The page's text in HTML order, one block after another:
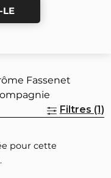
LE
Fassenet
Filtres (1)
pour cette